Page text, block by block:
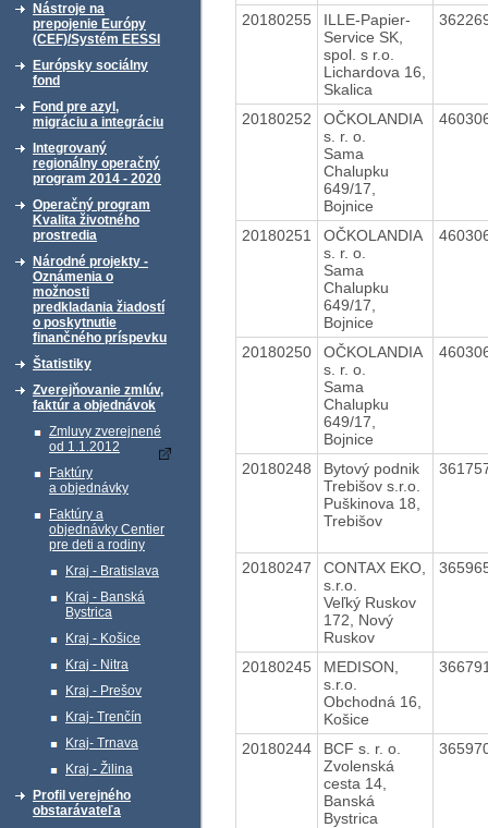
Nástroje na
prepojenie Európy
(CEF)/Systém EESSI
Európsky sociálny
fond
Fond pre azyl,
migráciu a integráciu
Integrovaný
regionálny operačný
program 2014 - 2020
Operačný program
Kvalita životného
prostredia
Národné projekty -
Oznámenia o
možnosti
predkladania žiadostí
o poskytnutie
finančného príspevku
Štatistiky
Zverejňovanie zmlúv,
faktúr a objednávok
Zmluvy zverejnené
od 1.1.2012
Faktúry
a objednávky
Faktúry a
objednávky Centier
pre deti a rodiny
Kraj - Bratislava
Kraj - Banská
Bystrica
Kraj - Košice
Kraj - Nitra
Kraj - Prešov
Kraj- Trenčín
Kraj- Trnava
Kraj - Žilina
Profil verejného
obstarávateľa
20180255
ILLE-Papier-
Service SK,
spol. s r.o.
Lichardova 16,
Skalica
20180252
OČKOLANDIA
s. r. o.
Sama
Chalupku
649/17,
Bojnice
20180251
OČKOLANDIA
s. r. o.
Sama
Chalupku
649/17,
Bojnice
20180250
OČKOLANDIA
s. r. o.
Sama
Chalupku
649/17,
Bojnice
20180248
Bytový podnik
Trebišov s.r.o.
Puškinova 18,
Trebišov
20180247
CONTAX EKO,
s.r.o.
Veľký Ruskov
172, Nový
Ruskov
20180245
MEDISON,
s.r.o.
Obchodná 16,
Košice
20180244
BCF s. r. o.
Zvolenská
cesta 14,
Banská
Bystrica